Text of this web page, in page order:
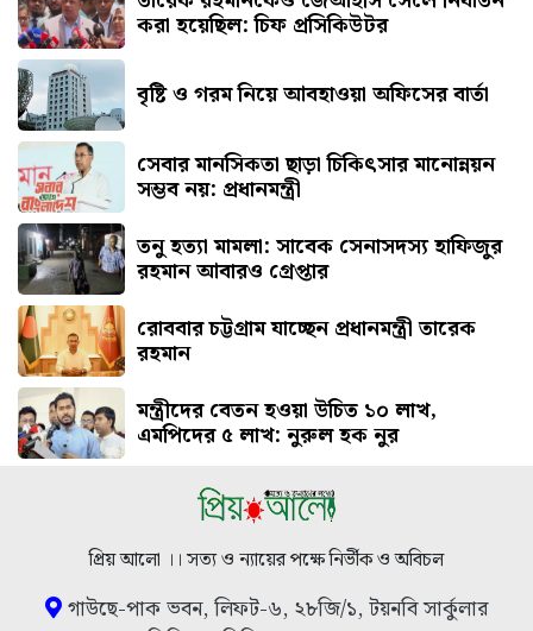
করা হয়েছিল: চিফ প্রসিকিউটর
বৃষ্টি ও গরম নিয়ে আবহাওয়া অফিসের বার্তা
সেবার মানসিকতা ছাড়া চিকিৎসার মানোন্নয়ন
সম্ভব নয়: প্রধানমন্ত্রী
তনু হত্যা মামলা: সাবেক সেনাসদস্য হাফিজুর
রহমান আবারও গ্রেপ্তার
রোববার চট্টগ্রাম যাচ্ছেন প্রধানমন্ত্রী তারেক
রহমান
মন্ত্রীদের বেতন হওয়া উচিত ১০ লাখ,
এমপিদের ৫ লাখ: নুরুল হক নুর
প্রিয় আলো ।। সত্য ও ন্যায়ের পক্ষে নির্ভীক ও অবিচল
গাউছে-পাক ভবন, লিফট-৬, ২৮জি/১, টয়নবি সার্কুলার